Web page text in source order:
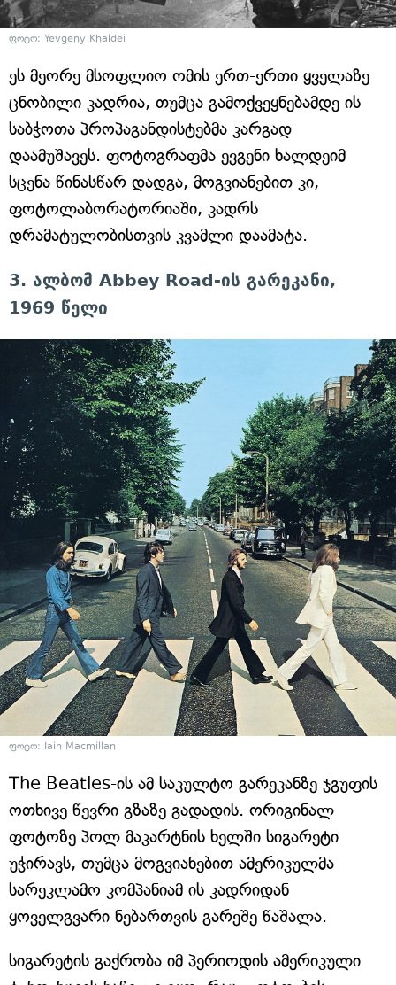
ფოტო: Yevgeny Khaldei
ეს მეორე მსოფლიო ომის ერთ-ერთი ყველაზე
ცნობილი კადრია, თუმცა გამოქვეყნებამდე ის
საბჭოთა პროპაგანდისტებმა კარგად
დაამუშავეს. ფოტოგრაფმა ევგენი ხალდეიმ
სცენა წინასწარ დადგა, მოგვიანებით კი,
ფოტოლაბორატორიაში, კადრს
დრამატულობისთვის კვამლი დაამატა.
3. ალბომ Abbey Road-ის გარეკანი,
1969 წელი
ფოტო: Iain Macmillan
The Beatles-ის ამ საკულტო გარეკანზე ჯგუფის
ოთხივე წევრი გზაზე გადადის. ორიგინალ
ფოტოზე პოლ მაკარტნის ხელში სიგარეტი
უჭირავს, თუმცა მოგვიანებით ამერიკულმა
სარეკლამო კომპანიამ ის კადრიდან
ყოველგვარი ნებართვის გარეშე წაშალა.
სიგარეტის გაქრობა იმ პერიოდის ამერიკული